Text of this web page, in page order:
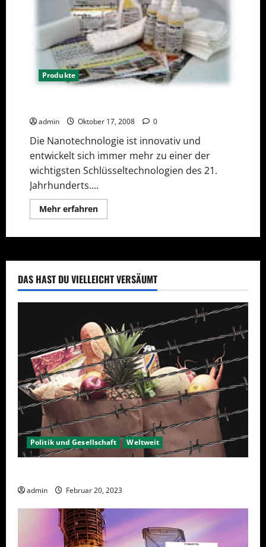
Produkte
admin Oktober 17, 2008 0
Die Nanotechnologie ist innovativ und
entwickelt sich immer mehr zu einer der
wichtigsten Schlüsseltechnologien des 21.
Jahrhunderts....
Mehr erfahrenMehr
Informationen
Nanotechnologie
DAS HAST DU VIELLEICHT VERSÄUMT
Politik und Gesellschaft Weltweit
admin Februar 20, 2023